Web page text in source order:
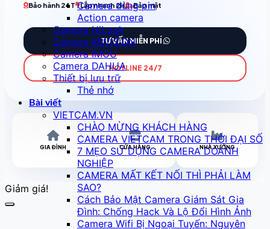
Camera dùng pin
Action camera
Camera HiLook
Camera KBVISION
Camera IMOU
Camera DAHUA
Thiết bị lưu trữ
Thẻ nhớ
Bài viết
VIETCAM.VN
CHÀO MỪNG KHÁCH HÀNG
CAMERA VIETCAM TRONG THỜI ĐẠI SỐ
7 MẸO SỬ DỤNG CAMERA DOANH
NGHIỆP
CAMERA MẤT KẾT NỐI THÌ PHẢI LÀM
SAO?
Cách Bảo Mật Camera Giám Sát Gia
Đình: Chống Hack Và Lộ Đổi Hình Ảnh
Camera Wifi Bị Ngoại Tuyến: Nguyên
Bảo hành 24T Lắp nhanh 2H Bảo mật
TƯ VẤN MIỄN PHÍ
HOTLINE 24/7
GIA ĐÌNH CỬA HÀNG NHÀ XƯỞNG
Giảm giá!